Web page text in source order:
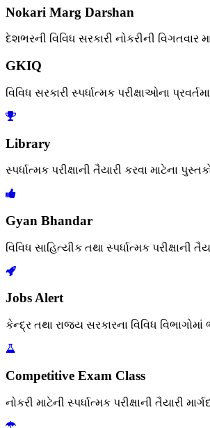
Nokari Marg Darshan
દેશભરની વિવિધ સરકારી નોકરીની વિગતવાર
GKIQ
વિવિધ સરકારી સ્પર્ધાત્મક પરીક્ષાઓના
Library
સ્પર્ધાત્મક પરીક્ષાની તૈયારી કરવા માટેના
Gyan Bhandar
વિવિધ સાહિત્યીક તથા સ્પર્ધાત્મક પરીક્ષાની
Jobs Alert
કેન્દ્ર તથા રાજ્ય સરકારના વિવિધ
Competitive Exam Class
નોકરી માટેની સ્પર્ધાત્મક પરીક્ષાની તૈયારી